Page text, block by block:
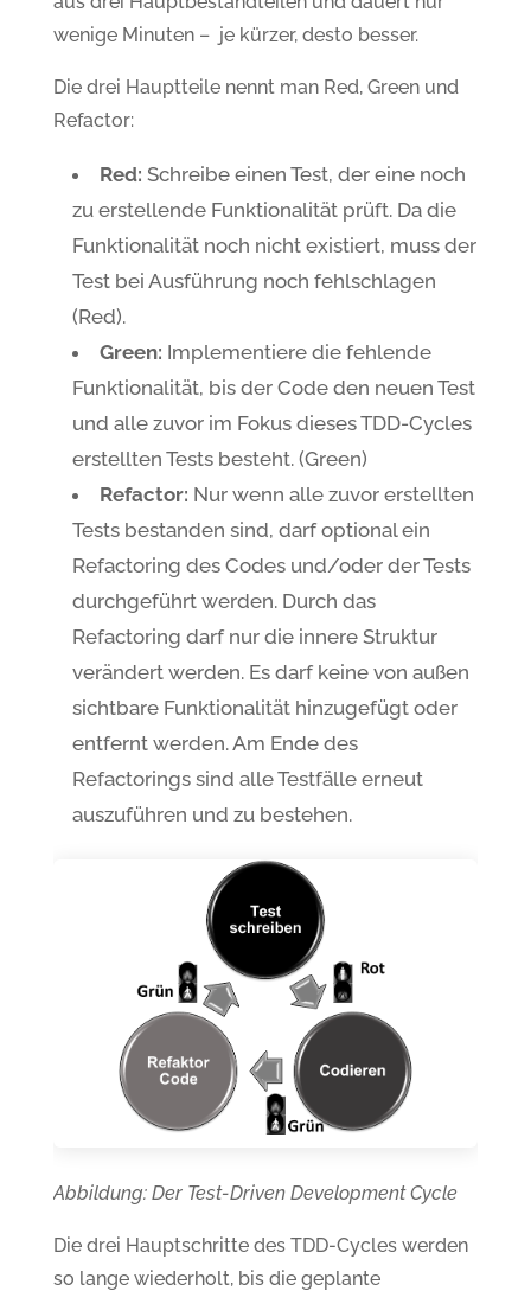
wenige Minuten – je kürzer, desto besser.
Die drei Hauptteile nennt man Red, Green und
Refactor:
Red: Schreibe einen Test, der eine noch
zu erstellende Funktionalität prüft. Da die
Funktionalität noch nicht existiert, muss der
Test bei Ausführung noch fehlschlagen
(Red).
Green: Implementiere die fehlende
Funktionalität, bis der Code den neuen Test
und alle zuvor im Fokus dieses TDD-Cycles
erstellten Tests besteht. (Green)
Refactor: Nur wenn alle zuvor erstellten
Tests bestanden sind, darf optional ein
Refactoring des Codes und/oder der Tests
durchgeführt werden. Durch das
Refactoring darf nur die innere Struktur
verändert werden. Es darf keine von außen
sichtbare Funktionalität hinzugefügt oder
entfernt werden. Am Ende des
Refactorings sind alle Testfälle erneut
auszuführen und zu bestehen.
Abbildung: Der Test-Driven Development Cycle
Die drei Hauptschritte des TDD-Cycles werden
so lange wiederholt, bis die geplante